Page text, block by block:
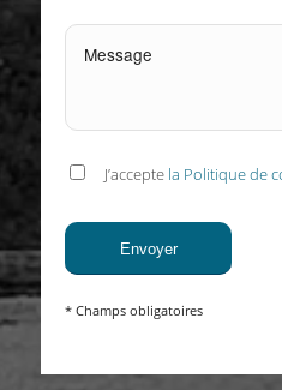
J’accepte la Politique de
* Champs obligatoires